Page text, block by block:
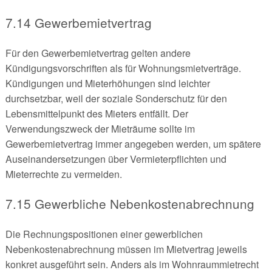
7.14 Gewerbemietvertrag
Für den Gewerbemietvertrag gelten andere
Kündigungsvorschriften als für Wohnungsmietverträge.
Kündigungen und Mieterhöhungen sind leichter
durchsetzbar, weil der soziale Sonderschutz für den
Lebensmittelpunkt des Mieters entfällt. Der
Verwendungszweck der Mieträume sollte im
Gewerbemietvertrag immer angegeben werden, um spätere
Auseinandersetzungen über Vermieterpflichten und
Mieterrechte zu vermeiden.
7.15 Gewerbliche Nebenkostenabrechnung
Die Rechnungspositionen einer gewerblichen
Nebenkostenabrechnung müssen im Mietvertrag jeweils
konkret ausgeführt sein. Anders als im Wohnraummietrecht